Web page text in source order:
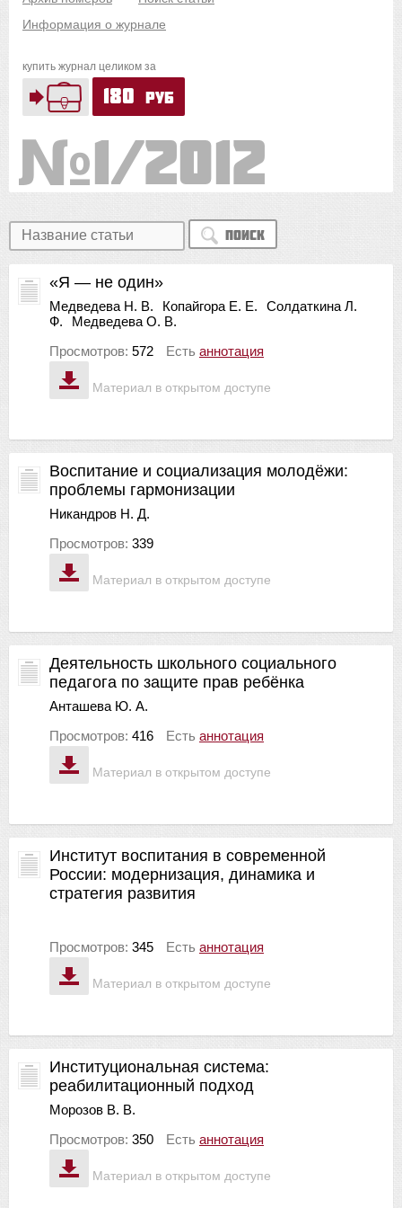
Информация о журнале
купить журнал целиком за
180 руб
1/2012
Поиск
Материал в открытом доступе
«Я — не один»
Медведева Н. В. Копайгора Е. Е.
Солдаткина Л.
Ф.
Медведева О. В.
Просмотров: 572 Есть аннотация
Материал в открытом доступе
Воспитание и социализация молодёжи:
проблемы гармонизации
Никандров Н. Д.
Просмотров: 339
Материал в открытом доступе
Деятельность школьного социального
педагога по защите прав ребёнка
Анташева Ю. А.
Просмотров: 416 Есть аннотация
Материал в открытом доступе
Институт воспитания в современной
России: модернизация, динамика и
стратегия развития
Просмотров: 345 Есть аннотация
Материал в открытом доступе
Институциональная система:
реабилитационный подход
Морозов В. В.
Просмотров: 350 Есть аннотация